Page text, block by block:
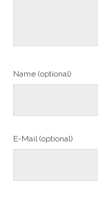
Name (optional)
E-Mail (optional)